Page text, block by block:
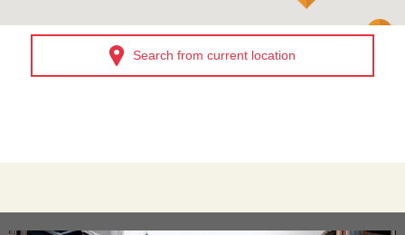
Search from current location